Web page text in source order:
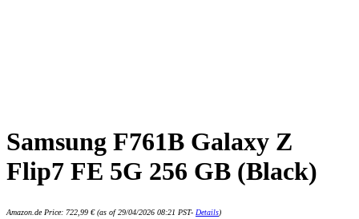
Samsung F761B Galaxy Z
Flip7 FE 5G 256 GB (Black)
Amazon.de Price: 722,99 €(as of 29/04/2026 08:21 PST- Details)